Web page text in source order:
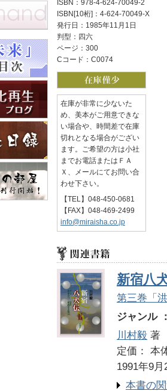
ISBN：978-4-624-70049-2
ISBN[10桁]：4-624-70049-X
発行日：1985年11月1日
判型：四六
ページ：300
Cコード：C0074
在庫が非常に少ないた
め、美本がご用意できな
い場合や、時間差で在庫
切れとなる場合がござい
ます。ご希望の方は小社
までお電話またはＦＡ
Ｘ、メールにてお問い合
わせ下さい。
【TEL】048-450-0681
【FAX】048-469-2499
info@miraisha.co.jp
新宿八
第三巻「
ジャンル
川村毅 著
定価：
1991年9月
本書の